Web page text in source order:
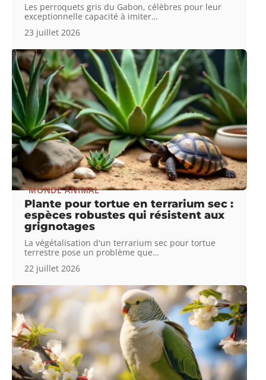
Les perroquets gris du Gabon, célèbres pour leur
exceptionnelle capacité à imiter…
23 juillet 2026
MONDE ANIMAL
Plante pour tortue en terrarium sec :
espèces robustes qui résistent aux
grignotages
La végétalisation d'un terrarium sec pour tortue
terrestre pose un problème que…
22 juillet 2026